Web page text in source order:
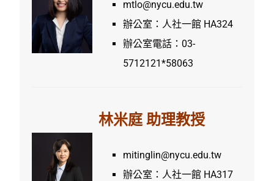
mtlo@nycu.edu.tw
辦公室：人社一館 HA324
辦公室電話：03-
5712121*58063
林米庭 助理教授
mitinglin@nycu.edu.tw
辦公室：人社一館 HA317